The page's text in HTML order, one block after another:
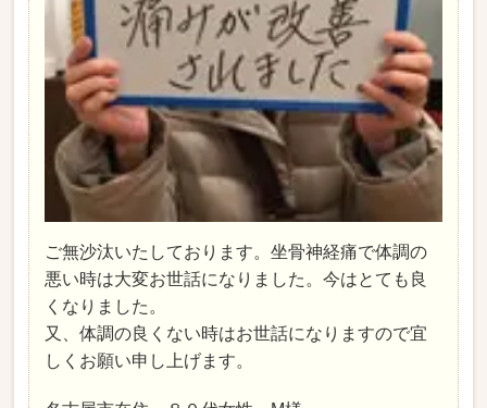
ご無沙汰いたしております。坐骨神経痛で体調の
悪い時は大変お世話になりました。今はとても良
くなりました。
又、体調の良くない時はお世話になりますので宜
しくお願い申し上げます。